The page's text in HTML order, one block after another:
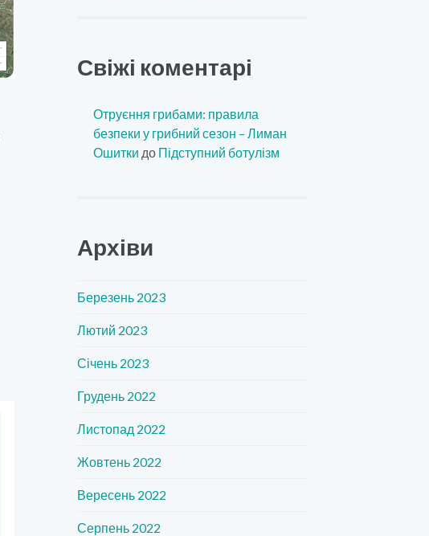
Свіжі коментарі
Отруєння грибами: правила
безпеки у грибний сезон – Лиман
Ошитки до Підступний ботулізм
Архіви
Березень 2023
Лютий 2023
Січень 2023
Грудень 2022
Листопад 2022
Жовтень 2022
Вересень 2022
Серпень 2022